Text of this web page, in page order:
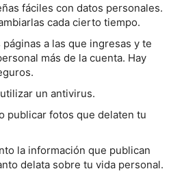
fáciles con datos personales.
cada cierto tiempo.
a las que ingresas y te
más de la cuenta. Hay
un antivirus.
publicar fotos que delaten tu
la información que publican
delata sobre tu vida personal.